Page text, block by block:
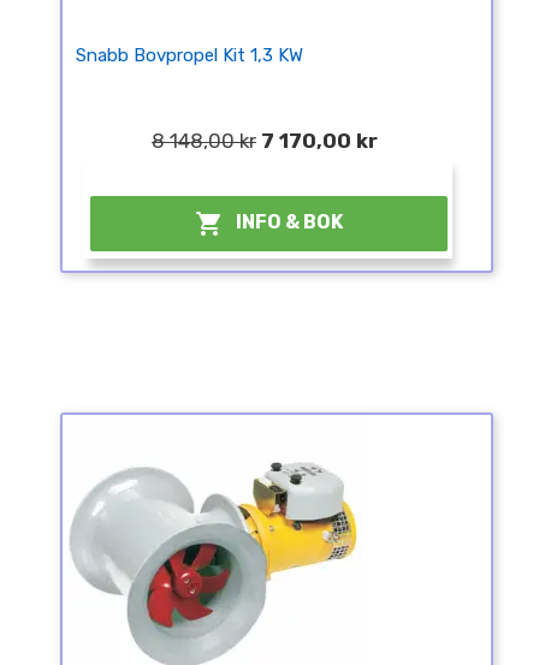
Snabb Bovpropel Kit 1,3 KW
8 148,00 kr 7 170,00 kr
 INFO & BOK